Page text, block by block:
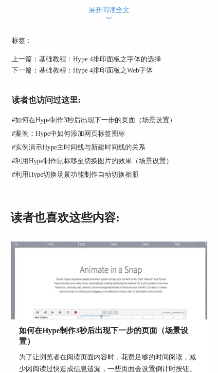
图2：给选中的文字设置大小为18px或者24px
如果在数字列表中选择文字大小小于16px或者大于
24px，那么在编辑界面可以看到，字体大小的设置
使用了HTML5的span标签，并在标签内使用了CSS
style样式font-size。使用CSS的style font-size样式设
图3：给选中的文字设置大小
二、设置文字颜色
文本字体的颜色默认是黑色（#000000）。点击选
字体马上从黑色变为选择的那个颜色。
展开阅读全文
︾
标签：
上一篇： 基础教程：Hype 4排印面板之字体的选择
下一篇： 基础教程：Hype 4排印面板之Web字体
读者也访问过这里:
#如何在Hype制作3秒后出现下一步的页面（场景设置）
#案例：Hype中如何添加网页标签图标
#实例演示Hype主时间线与新建时间线的关系
#利用Hype制作鼠标移至切换图片的效果（场景设置）
#利用Hype切换场景功能制作自动切换相册
读者也喜欢这些内容:
如何在Hype制作3秒后出现下一步的页面（场景设
置）
为了让浏览者在阅读页面内容时，花费足够的时间阅读，减
少因阅读过快造成信息遗漏，一些页面会设置倒计时按钮。